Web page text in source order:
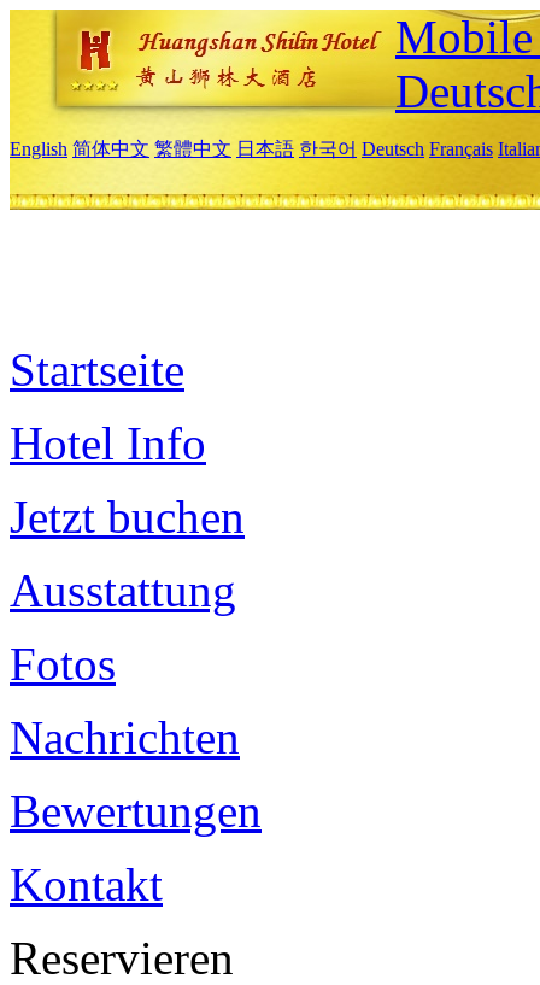
English 简体中文 繁體中文 日本語 한국어 Deutsch Français
Startseite
Hotel Info
Jetzt buchen
Ausstattung
Fotos
Nachrichten
Bewertungen
Kontakt
Reservieren